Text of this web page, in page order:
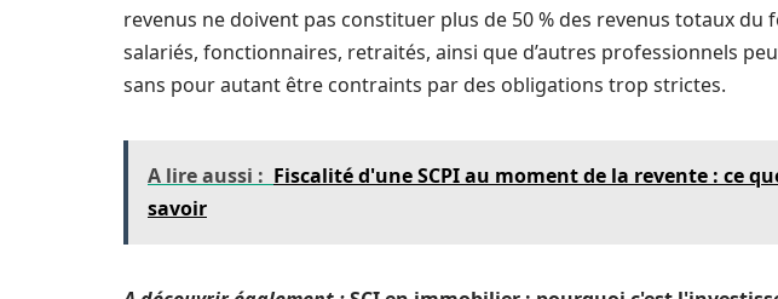
revenus ne doivent pas constituer plus de 50 % des revenus totaux du
salariés, fonctionnaires, retraités, ainsi que d’autres professionnels
sans pour autant être contraints par des obligations trop strictes.
A lire aussi : Fiscalité d'une SCPI au moment de la revente : ce
savoir